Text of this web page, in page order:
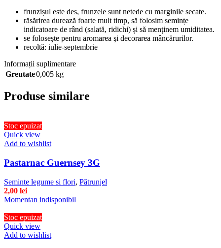
frunzișul este des, frunzele sunt netede cu marginile secate.
răsărirea durează foarte mult timp, să folosim semințe
indicatoare de rând (salată, ridichi) și să menținem umiditatea.
se foloseşte pentru aromarea şi decorarea mâncărurilor.
recoltă: iulie-septembrie
Informații suplimentare
Greutate0,005 kg
Produse similare
Stoc epuizat
Quick view
Add to wishlist
Pastarnac Guernsey 3G
Seminte legume si flori, Pătrunjel
2,00 lei
Momentan indisponibil
Stoc epuizat
Quick view
Add to wishlist